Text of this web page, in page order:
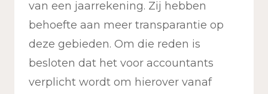
van een jaarrekening. Zij hebben
behoefte aan meer transparantie op
deze gebieden. Om die reden is
besloten dat het voor accountants
verplicht wordt om hierover vanaf